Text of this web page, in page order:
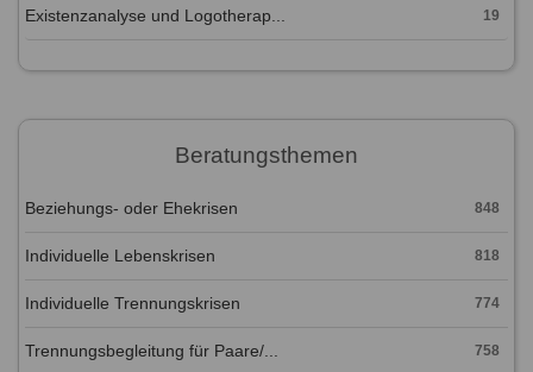
Existenzanalyse und Logotherap... 19
Beratungsthemen
Beziehungs- oder Ehekrisen 848
Individuelle Lebenskrisen 818
Individuelle Trennungskrisen 774
Trennungsbegleitung für Paare/... 758